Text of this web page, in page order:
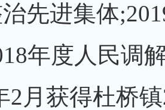
先进集体
年度人民调
2月获得杜桥